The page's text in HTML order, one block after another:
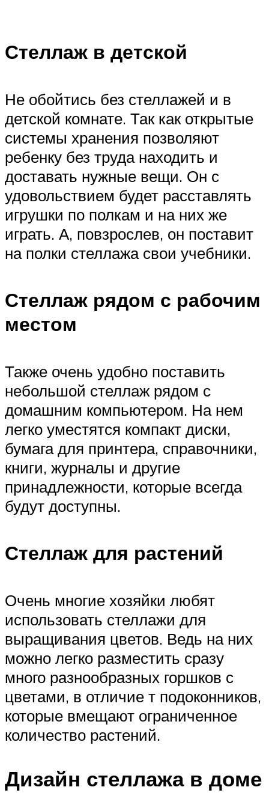
Стеллаж в детской
Не обойтись без стеллажей и в
детской комнате. Так как открытые
системы хранения позволяют
ребенку без труда находить и
доставать нужные вещи. Он с
удовольствием будет расставлять
игрушки по полкам и на них же
играть. А, повзрослев, он поставит
на полки стеллажа свои учебники.
Стеллаж рядом с рабочим
местом
Также очень удобно поставить
небольшой стеллаж рядом с
домашним компьютером. На нем
легко уместятся компакт диски,
бумага для принтера, справочники,
книги, журналы и другие
принадлежности, которые всегда
будут доступны.
Стеллаж для растений
Очень многие хозяйки любят
использовать стеллажи для
выращивания цветов. Ведь на них
можно легко разместить сразу
много разнообразных горшков с
цветами, в отличие т подоконников,
которые вмещают ограниченное
количество растений.
Дизайн стеллажа в доме